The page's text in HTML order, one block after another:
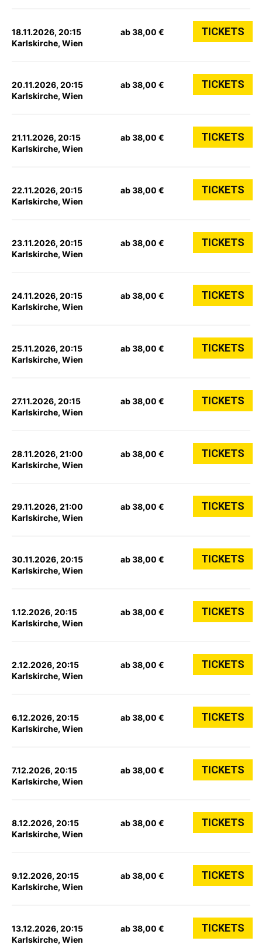
18.11.2026, 20:15
Karlskirche, Wien
ab 38,00 € TICKETS
20.11.2026, 20:15
Karlskirche, Wien
ab 38,00 € TICKETS
21.11.2026, 20:15
Karlskirche, Wien
ab 38,00 € TICKETS
22.11.2026, 20:15
Karlskirche, Wien
ab 38,00 € TICKETS
23.11.2026, 20:15
Karlskirche, Wien
ab 38,00 € TICKETS
24.11.2026, 20:15
Karlskirche, Wien
ab 38,00 € TICKETS
25.11.2026, 20:15
Karlskirche, Wien
ab 38,00 € TICKETS
27.11.2026, 20:15
Karlskirche, Wien
ab 38,00 € TICKETS
28.11.2026, 21:00
Karlskirche, Wien
ab 38,00 € TICKETS
29.11.2026, 21:00
Karlskirche, Wien
ab 38,00 € TICKETS
30.11.2026, 20:15
Karlskirche, Wien
ab 38,00 € TICKETS
1.12.2026, 20:15
Karlskirche, Wien
ab 38,00 € TICKETS
2.12.2026, 20:15
Karlskirche, Wien
ab 38,00 € TICKETS
6.12.2026, 20:15
Karlskirche, Wien
ab 38,00 € TICKETS
7.12.2026, 20:15
Karlskirche, Wien
ab 38,00 € TICKETS
8.12.2026, 20:15
Karlskirche, Wien
ab 38,00 € TICKETS
9.12.2026, 20:15
Karlskirche, Wien
ab 38,00 € TICKETS
13.12.2026, 20:15
Karlskirche, Wien
ab 38,00 € TICKETS